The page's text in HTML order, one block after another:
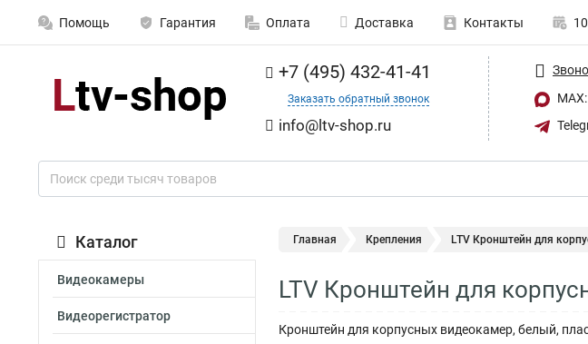
Помощь Гарантия Оплата Доставка Контакты
+7 (495) 432-41-41
Заказать обратный звонок
info@ltv-shop.ru
Каталог
Видеокамеры
Видеорегистратор
Главная Крепления LTV Кронштейн для
LTV Кронштейн для
Кронштейн для корпусных видеокамер, белый,